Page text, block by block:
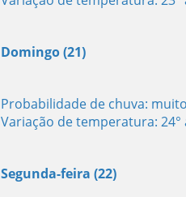
Domingo (21)
Probabilidade de chuva:
Variação de temperatura: 24°
Segunda-feira (22)